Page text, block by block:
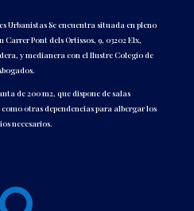
Urbanistas Se encuentra situada en pleno
Pont dels Ortissos, 9, 03202 Elx,
y medianera con el Ilustre Colegio de
de 200 m2, que dispone de salas
otras dependencias para albergar los
necesarios.